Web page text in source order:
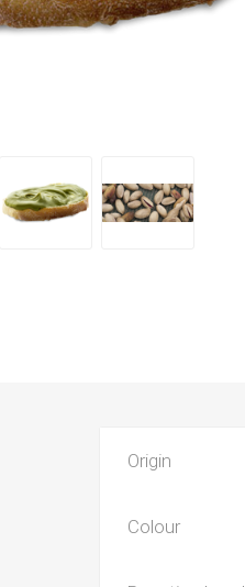
Origin
Colour